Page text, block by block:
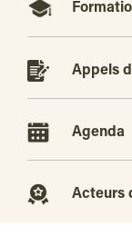
Appels
Agenda
Acteurs